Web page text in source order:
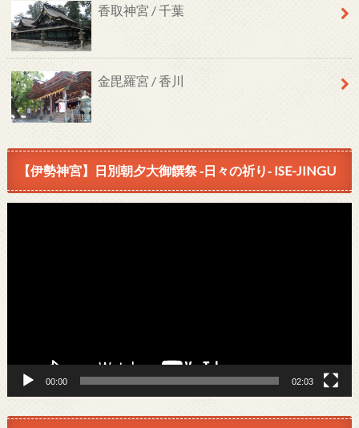
香取神宮 / 千葉
金毘羅宮 / 香川
【伊勢神宮】日別朝夕大御饌祭 ‐日々の祈り‐ ISE-JINGU
00:00 02:03